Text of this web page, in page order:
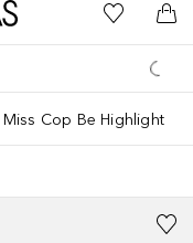
A Douglas HomeAlla Mia
Al
Miss Cop Be Highlight